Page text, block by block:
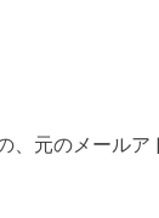
、元のメールア